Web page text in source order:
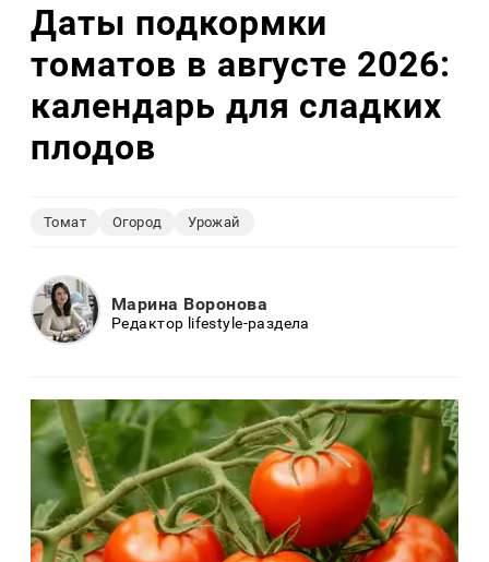
Даты подкормки
томатов в августе 2026:
календарь для сладких
плодов
Томат Огород Урожай
Марина Воронова
Редактор lifestyle-раздела